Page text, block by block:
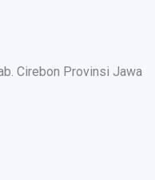
Cirebon Provinsi Jawa